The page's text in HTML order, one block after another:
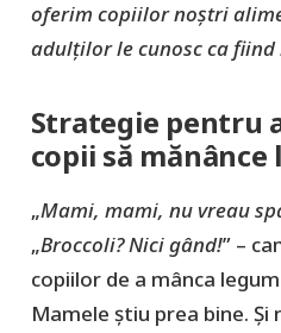
oferim copiilor noștri
adulților le cunosc ca fiind
Strategie pentru
copii să mănânce
„Mami, mami, nu vreau
„Broccoli? Nici gând!” –
copiilor de a mânca
Mamele știu prea bine.